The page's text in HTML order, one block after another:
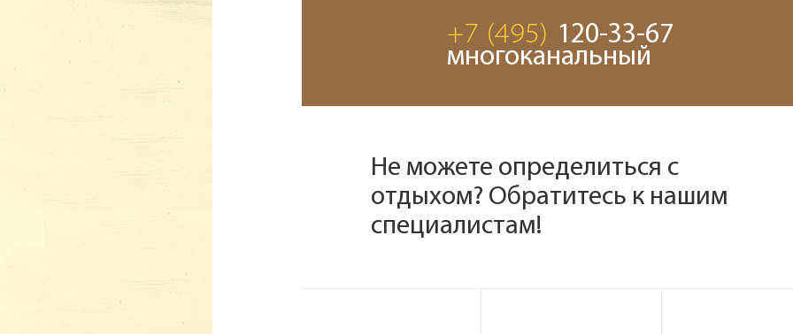
+7 (495) 120-33-67
многоканальный
Не можете определиться с
отдыхом? Обратитесь к нашим
специалистам!